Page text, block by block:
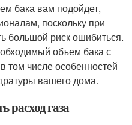
бака вам подойдет,
поскольку при
большой риск ошибиться.
объем бака с
том числе особенностей
вашего дома.
расход газа